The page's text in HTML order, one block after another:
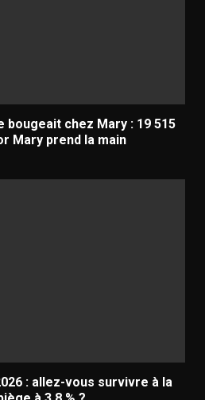
bougeait chez Mary : 19 515
Mary prend la main
: allez-vous survivre à la